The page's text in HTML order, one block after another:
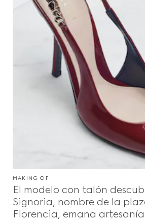
MAKING OF
El modelo con talón
Signoria, nombre de la
Florencia, emana